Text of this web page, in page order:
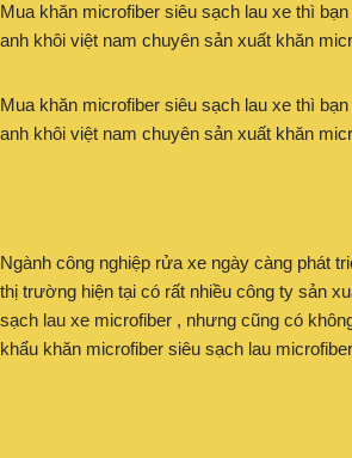
Mua khăn microfiber siêu sạch lau xe thì
anh khôi việt nam chuyên sản xuất khăn
Mua khăn microfiber siêu sạch lau xe thì
anh khôi việt nam chuyên sản xuất khăn
Ngành công nghiệp rửa xe ngày càng phát
thị trường hiện tại có rất nhiều công ty sản
sạch lau xe microfiber , nhưng cũng có
khẩu khăn microfiber siêu sạch lau microfiber